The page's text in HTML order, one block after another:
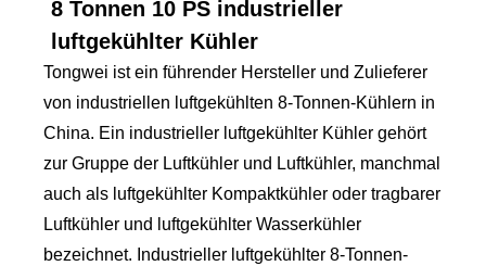
8 Tonnen 10 PS industrieller
luftgekühlter Kühler
Tongwei ist ein führender Hersteller und Zulieferer
von industriellen luftgekühlten 8-Tonnen-Kühlern in
China. Ein industrieller luftgekühlter Kühler gehört
zur Gruppe der Luftkühler und Luftkühler, manchmal
auch als luftgekühlter Kompaktkühler oder tragbarer
Luftkühler und luftgekühlter Wasserkühler
bezeichnet. Industrieller luftgekühlter 8-Tonnen-